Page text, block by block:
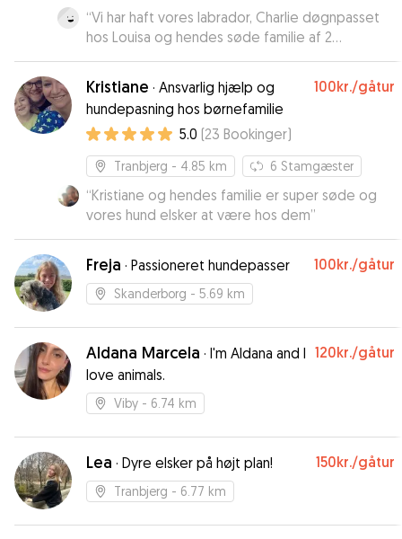
“Vi har haft vores labrador, Charlie døgnpasset
hos Louisa og hendes søde familie af 2
omgange. Mage til kærlig og omsorgsfuld
hundepasser skal man lede længe efter. Vi fik
beskeder og billeder, og Charlie var så glad
efterfølgende. Topkarakterer fra os.
Kristiane · Ansvarlig hjælp og
hundepasning hos børnefamilie
100kr./gåtur
5.0 (23 Bookinger)
Tranbjerg - 4.85 km 6 Stamgæster
“Kristiane og hendes familie er super søde og
vores hund elsker at være hos dem”
Freja · Passioneret hundepasser 100kr./gåtur
Skanderborg - 5.69 km
Aldana Marcela · I'm Aldana and I
love animals.
120kr./gåtur
Viby - 6.74 km
Lea · Dyre elsker på højt plan! 150kr./gåtur
Tranbjerg - 6.77 km